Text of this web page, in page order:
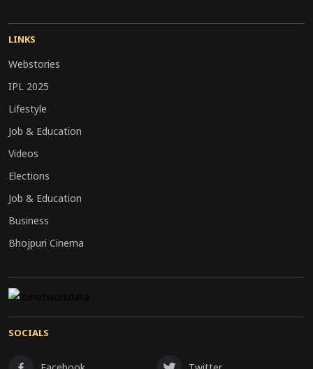
LINKS
Webstories
IPL 2025
Lifestyle
Job & Education
Videos
Elections
Job & Education
Business
Bhojpuri Cinema
SOCIALS